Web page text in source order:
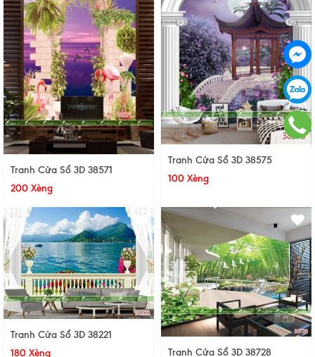
Tranh Cửa Sổ 3D 38571
200 Xèng
Tranh Cửa Sổ 3D 38575
100 Xèng
Tranh Cửa Sổ 3D 38221
180 Xèng
Tranh Cửa Sổ 3D 38728